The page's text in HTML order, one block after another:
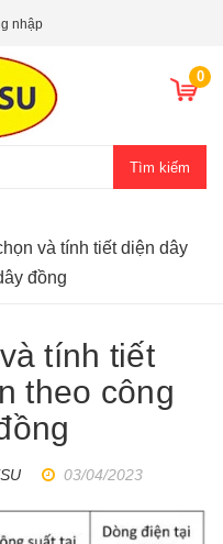
nhập
0
Tìm kiếm
và tính tiết diện dây
đồng
tính tiết
theo công
03/04/2023